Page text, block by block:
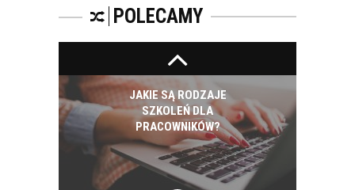
POLECAMY
JAKIE SĄ RODZAJE
SZKOLEŃ DLA
PRACOWNIKÓW?